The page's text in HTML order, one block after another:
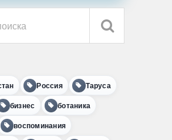
Россия Таруса
бизнес ботаника
воспоминания